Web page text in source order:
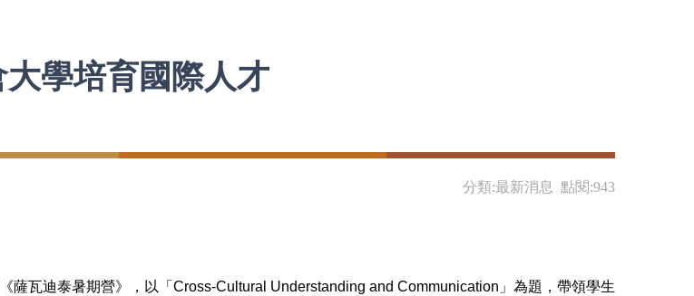
學培育國際人才
分類:最新消息 點閱:943
瓦迪泰暑期營》，以「Cross-Cultural Understanding and Communication」為題，帶領學生